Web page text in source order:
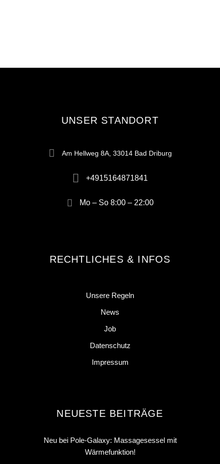
UNSER STANDORT
Am Hellweg 8A, 33014 Bad Driburg
+4915164871841
Mo – So 8:00 – 22:00
RECHTLICHES & INFOS
Unsere Regeln
News
Job
Datenschutz
Impressum
NEUESTE BEITRÄGE
Neu bei Pole-Galaxy: Massagesessel mit
Wärmefunktion!